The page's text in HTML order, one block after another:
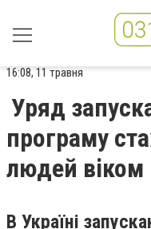
16:08, 11 травня
Уряд
програму
людей віком
В Україні